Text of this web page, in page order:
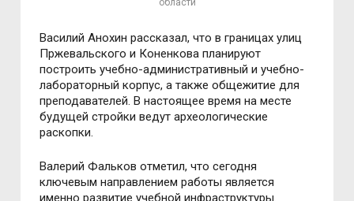
области
Василий Анохин рассказал, что в границах улиц
Пржевальского и Коненкова планируют
построить учебно-административный и учебно-
лабораторный корпус, а также общежитие для
преподавателей. В настоящее время на месте
будущей стройки ведут археологические
раскопки.
Валерий Фальков отметил, что сегодня
ключевым направлением работы является
именно развитие учебной инфраструктуры.